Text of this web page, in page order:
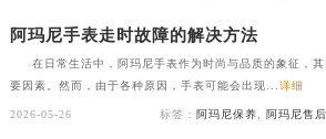
阿玛尼手表走时故障的解决方法
在日常生活中，阿玛尼手表作为时尚与品质的象征，
要因素。然而，由于各种原因，手表可能会出现...详细
2026-05-26 标签：阿玛尼保养 ,阿玛尼售后